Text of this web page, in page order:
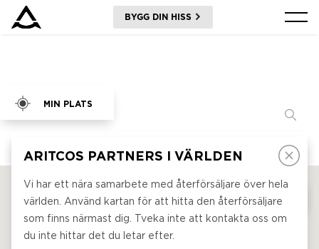
BYGG DIN HISS
OM ARITCO
FÖR PROFESSIONELLA